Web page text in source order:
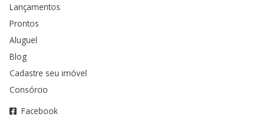
Lançamentos
Prontos
Aluguel
Blog
Cadastre seu imóvel
Consórcio
Facebook